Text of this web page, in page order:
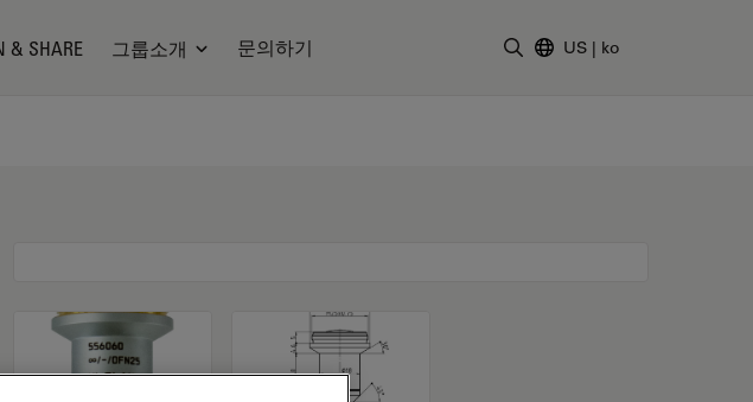
& SHARE 그룹소개 문의하기 US | ko